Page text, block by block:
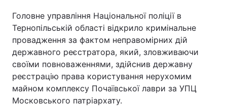
Головне управління Національної поліції в
Тернопільській області відкрило кримінальне
провадження за фактом неправомірних дій
державного реєстратора, який, зловживаючи
своїми повноваженнями, здійснив державну
реєстрацію права користування нерухомим
майном комплексу Почаївської лаври за УПЦ
Московського патріархату.